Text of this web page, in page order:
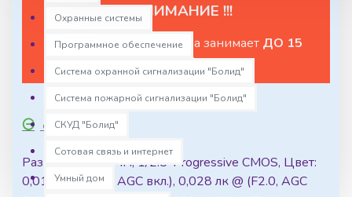
Охранные системы
Программное обеспечение
Система охранной сигнализации "Болид"
Система пожарной сигнализации "Болид"
СКУД "Болид"
Сотовая связь и интернет
Умный дом
!!! ВНИМАНИЕ !!!
Отгрузка данного товара занимает ДО 15
ДНЕЙ
ОПИСАНИЕ
Разрешение 2 МП, 1/2.8' Progressive CMOS, Цвет:
0,01 лк @ (F1.2, AGC вкл.), 0,028 лк @ (F2.0, AGC